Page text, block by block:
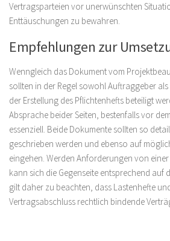
Vertragsparteien vor unerwünschten
Enttäuschungen zu bewahren.
Empfehlungen zur
Wenngleich das Dokument vom
sollten in der Regel sowohl Auftraggeber
der Erstellung des Pflichtenhefts beteiligt
Absprache beider Seiten, bestenfalls vor
essenziell. Beide Dokumente sollten so
geschrieben werden und ebenso auf
eingehen. Werden Anforderungen von
kann sich die Gegenseite entsprechend auf
gilt daher zu beachten, dass Lastenhefte
Vertragsabschluss rechtlich bindende